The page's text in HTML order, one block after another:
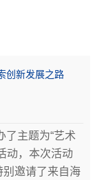
创新发展之路
了主题为“艺术
动，本次活动
别邀请了来自海